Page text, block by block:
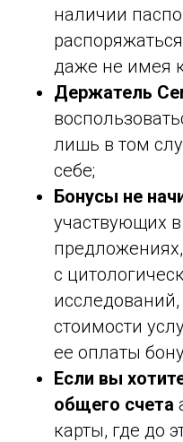
наличии
даже не имея
Держатель
лишь в том
себе;
Бонусы не
участвующих
с
исследований,
стоимости
ее оплаты
Если вы
общего счета
карты, где до